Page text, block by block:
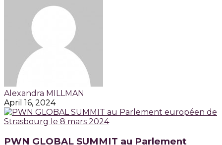
Alexandra MILLMAN
April 16, 2024
PWN GLOBAL SUMMIT au Parlement